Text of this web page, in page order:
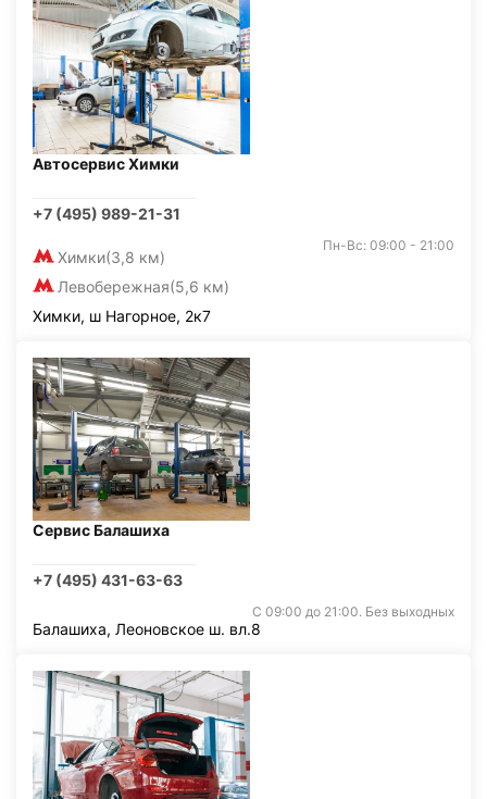
Автосервис Химки
+7 (495) 989-21-31
Химки(3,8 км)
Левобережная(5,6 км)
Пн-Вс: 09:00 - 21:00
Химки, ш Нагорное, 2к7
Сервис Балашиха
+7 (495) 431-63-63
С 09:00 до 21:00. Без выходных
Балашиха, Леоновское ш. вл.8